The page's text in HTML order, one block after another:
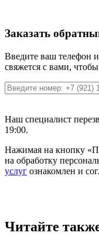
Заказать
Введите ваш телефон
свяжется с вами,
Наш специалист
19:00.
Нажимая на кнопку
на обработку
услуг ознакомлен и
Читайте